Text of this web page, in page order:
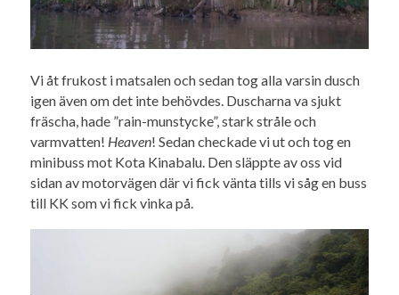
Vi åt frukost i matsalen och sedan tog alla varsin dusch
igen även om det inte behövdes. Duscharna va sjukt
fräscha, hade ”rain-munstycke”, stark stråle och
varmvatten! Heaven! Sedan checkade vi ut och tog en
minibuss mot Kota Kinabalu. Den släppte av oss vid
sidan av motorvägen där vi fick vänta tills vi såg en buss
till KK som vi fick vinka på.